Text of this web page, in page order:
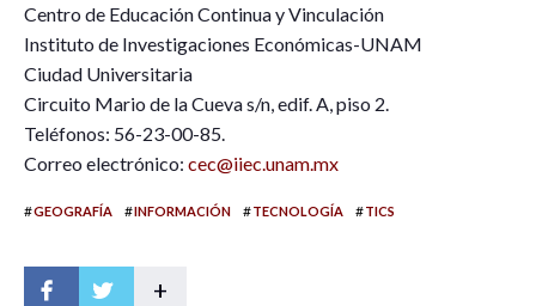
Centro de Educación Continua y Vinculación
Instituto de Investigaciones Económicas-UNAM
Ciudad Universitaria
Circuito Mario de la Cueva s/n, edif. A, piso 2.
Teléfonos: 56-23-00-85.
Correo electrónico: cec@iiec.unam.mx
#GEOGRAFÍA #INFORMACIÓN #TECNOLOGÍA #TICS
+